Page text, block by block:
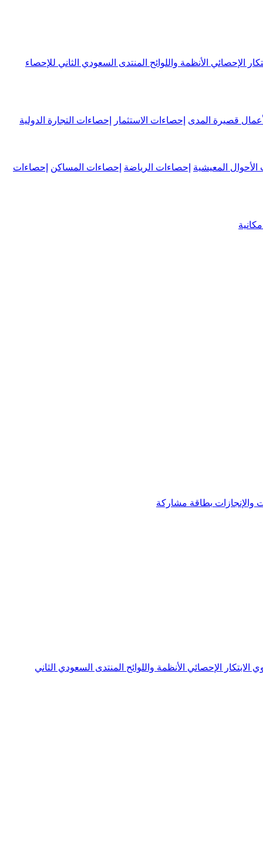
الإحصائي الأنظمة واللوائح المنتدى السعودي الثاني للإحصاء
قصيرة المدى إحصاءات الاستثمار إحصاءات التجارة الدولية
الأحوال المعيشية إحصاءات الرياضة إحصاءات المساكن إحصاءات
والإنجازات بطاقة مشاركة
الابتكار الإحصائي الأنظمة واللوائح المنتدى السعودي الثاني